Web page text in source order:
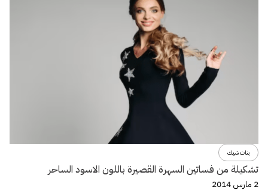
بنات شيك
تشكيلة من فساتين السهرة القصيرة باللون الاسود الساحر
2 مارس 2014